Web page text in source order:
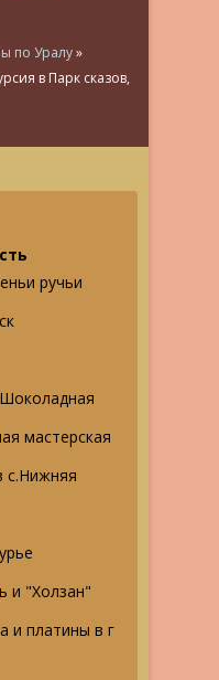
по Уралу»
в Парк сказов,
ручьи
мастерская
с.Нижняя
и "Холзан"
и платины в г